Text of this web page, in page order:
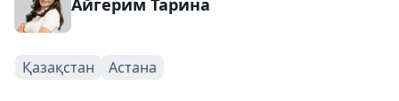
Айгерим Тарина
Қазақстан Астана